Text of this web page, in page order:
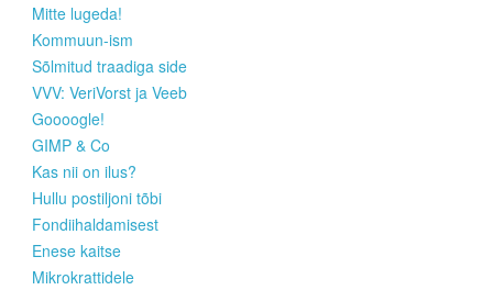
Mitte lugeda!
Kommuun-ism
Sõlmitud traadiga side
VVV: VeriVorst ja Veeb
Goooogle!
GIMP & Co
Kas nii on ilus?
Hullu postiljoni tõbi
Fondiihaldamisest
Enese kaitse
Mikrokrattidele